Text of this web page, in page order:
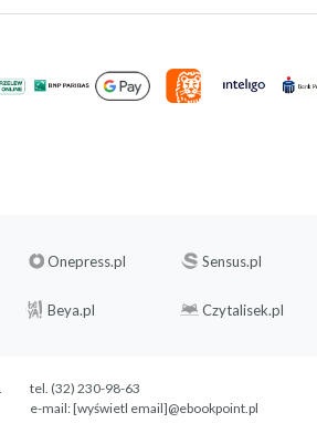
Onepress.pl Sensus.pl
Beya.pl Czytalisek.pl
tel. (32) 230-98-63
e-mail:[wyświetl email]@ebookpoint.pl